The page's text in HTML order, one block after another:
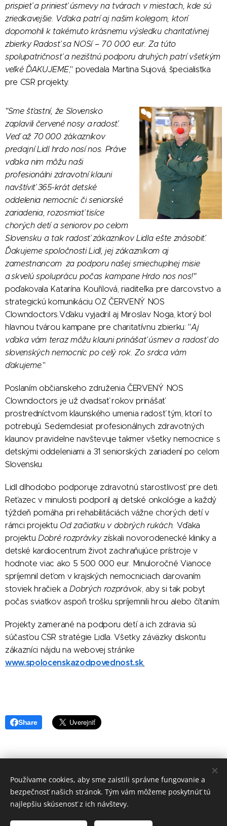
prispieť a priniesť úsmevy na tvárach v miestach, kde sú
zriedkavejšie. Vďaka patrí aj našim kolegom, ktorí
dopomohli k takémuto krásnemu výsledku charitatívnej
zbierky Radosť sa NOSí – 70 000 eur. Za túto
spolupatričnosť a nezištnú podporu druhých patrí všetkým
veľké ĎAKUJEME," povedala Martina Sujová, špecialistka
pre CSR projekty.
"Sme šťastní, že Slovensko
zaplavili červené nosy a radosť.
Veď až 70 000 zákazníkov
predajní Lidl hrdo nosí nos. Práve
vďaka nim môžu naši
profesionálni zdravotní klauni
navštíviť 365-krát detské
oddelenia nemocníc či seniorské
zariadenia, rozosmiať tisíce
chorých detí a seniorov po celom
Slovensku a tak radosť zákazníkov Lidla ešte znásobiť.
Ďakujeme spoločnosti Lidl, jej zákazníkom aj
zamestnancom za podporu našej smiechuplnej misie
a skvelú spoluprácu počas kampane Hrdo nos nos!"
poďakovala Katarína Kouřilová, riaditeľka pre darcovstvo a
strategickú komunikáciu OZ ČERVENÝ NOS
Clowndoctors.Vďaku vyjadril aj Miroslav Noga, ktorý bol
hlavnou tvárou kampane pre charitatívnu zbierku: "Aj
vďaka vám teraz môžu klauni prinášať úsmev a radosť do
slovenských nemocníc po celý rok. Zo srdca vám
ďakujeme."
Poslaním občianskeho združenia ČERVENÝ NOS
Clowndoctors je už dvadsať rokov prinášať
prostredníctvom klaunského umenia radosť tým, ktorí to
potrebujú. Sedemdesiat profesionálnych zdravotných
klaunov pravidelne navštevuje takmer všetky nemocnice s
detskými oddeleniami a 31 seniorských zariadení po celom
Slovensku.
Lidl dlhodobo podporuje zdravotnú starostlivosť pre deti.
Reťazec v minulosti podporil aj detské onkológie a každý
týždeň pomáha pri rehabilitáciách vážne chorých detí v
rámci projektu Od začiatku v dobrých rukách. Vďaka
projektu Dobré rozprávky získali novorodenecké kliniky a
detské kardiocentrum život zachraňujúce prístroje v
hodnote viac ako 5 500 000 eur. Minuloročné Vianoce
spríjemnil deťom v krajských nemocniciach darovaním
stoviek hračiek a Dobrých rozprávok, aby si tak pobyt
počas sviatkov aspoň trošku spríjemnili hrou alebo čítaním.
Projekty zamerané na podporu detí a ich zdravia sú
súčasťou CSR stratégie Lidla. Všetky záväzky diskontu
zákazníci nájdu na webovej stránke
www.spolocenskazodpovednost.sk.
Share
redakcia Doma a Rada
Vytvořeno službouWebnode
Jazyky
Používame cookies, aby sme zaistili správne fungovanie a
bezpečnosť našich stránok. Tým vám môžeme poskytnúť tú
najlepšiu skúsenosť z ich návštevy.